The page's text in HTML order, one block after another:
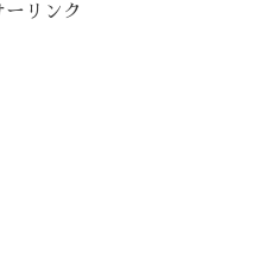
ーリンク